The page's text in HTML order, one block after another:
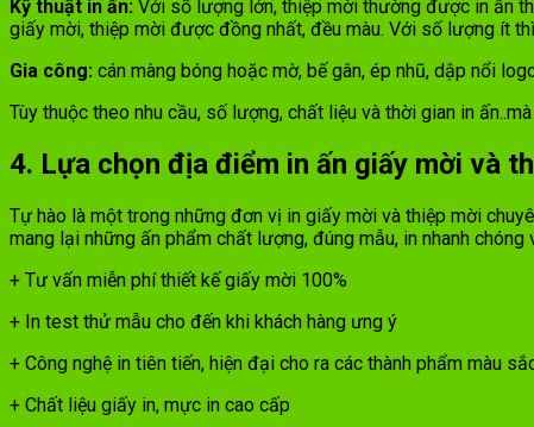
Kỹ thuật in ấn: Với số lượng lớn, thiệp mời thường được in ấn
giấy mời, thiệp mời được đồng nhất, đều màu. Với số lượng ít
Gia công: cán màng bóng hoặc mờ, bế gân, ép nhũ, dập nổi
Tùy thuộc theo nhu cầu, số lượng, chất liệu và thời gian in
4. Lựa chọn địa điểm in ấn giấy mời và
Tự hào là một trong những đơn vị in giấy mời và thiệp mời
mang lại những ấn phẩm chất lượng, đúng mẫu, in nhanh
+ Tư vấn miễn phí thiết kế giấy mời 100%
+ In test thử mẫu cho đến khi khách hàng ưng ý
+ Công nghệ in tiên tiến, hiện đại cho ra các thành phẩm màu
+ Chất liệu giấy in, mực in cao cấp